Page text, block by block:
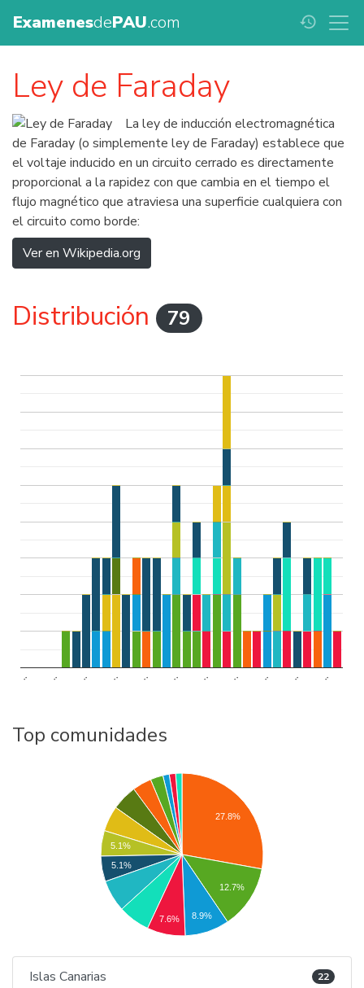
ExamenesdePAU.com history
Ley de Faraday
La ley de inducción electromagnética
de Faraday (o simplemente ley de Faraday) establece que
el voltaje inducido en un circuito cerrado es directamente
proporcional a la rapidez con que cambia en el tiempo el
flujo magnético que atraviesa una superficie cualquiera con
el circuito como borde:
Ver en Wikipedia.org
Distribución 79
.. .. .. .. .. .. .. .. .. .. ..
Top comunidades
27.8%
12.7%
8.9%
5.1%
5.1%
7.6%
Islas Canarias 22